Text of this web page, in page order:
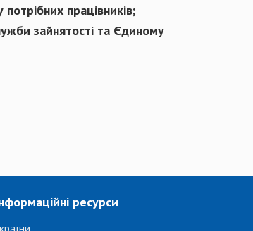
працівників;
зайнятості та Єдиному
ресурси